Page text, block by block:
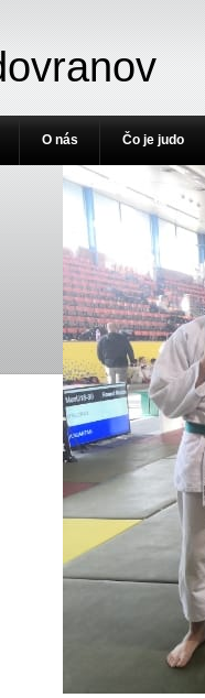
O nás Čo je judo